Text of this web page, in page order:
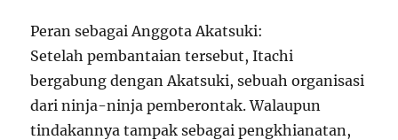
Peran sebagai Anggota Akatsuki:
Setelah pembantaian tersebut, Itachi
bergabung dengan Akatsuki, sebuah organisasi
dari ninja-ninja pemberontak. Walaupun
tindakannya tampak sebagai pengkhianatan,